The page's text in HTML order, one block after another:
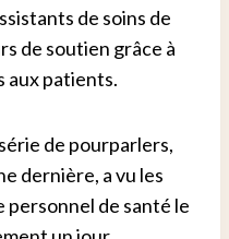
de soins de
de soutien grâce à
aux patients.
de pourparlers,
dernière, a vu les
de santé le